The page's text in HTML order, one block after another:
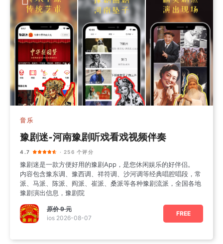
音乐
豫剧迷-河南豫剧听戏看戏视频伴奏
4.7 · 256 个评分
豫剧迷是一款方便好用的豫剧App，是您休闲娱乐的好伴侣。
内容包含豫东调、豫西调、祥符调、沙河调等经典唱腔唱段，常
派、马派、陈派、阎派、崔派、桑派等各种豫剧流派，全国各地
豫剧演出信息，豫剧院
原价9 元
ios 2026-08-07
FREE